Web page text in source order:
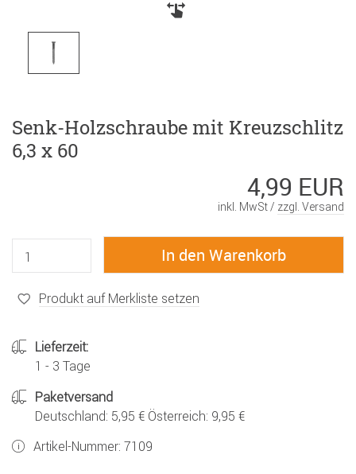
Senk-Holzschraube mit Kreuzschlitz
6,3 x 60
4,99 EUR
inkl. MwSt / zzgl. Versand
Produkt auf Merkliste setzen
Lieferzeit:
1 - 3 Tage
Paketversand
Deutschland: 5,95 € Österreich: 9,95 €
Artikel-Nummer: 7109